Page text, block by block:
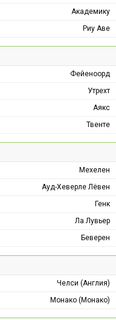
Академику
Риу Аве
Фейеноорд
Утрехт
Аякс
Твенте
Мехелен
Ауд-Хеверле Лёвен
Генк
Ла Лувьер
Беверен
Челси (Англия)
Монако (Монако)